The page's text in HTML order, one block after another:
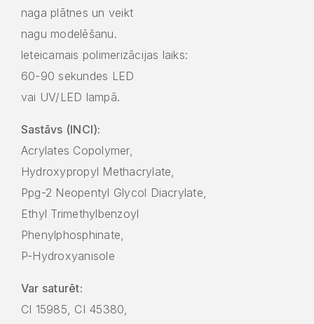
naga plātnes un veikt
nagu modelēšanu.
leteicamais polimerizācijas laiks:
60-90 sekundes LED
vai UV/LED lampā.
Sastāvs (INCI):
Acrylates Copolymer,
Hydroxypropyl Methacrylate,
Ppg-2 Neopentyl Glycol Diacrylate,
Ethyl Trimethylbenzoyl
Phenylphosphinate,
P-Hydroxyanisole
Var saturēt:
CI 15985, CI 45380,